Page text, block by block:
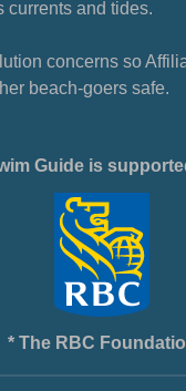
currents and tides.
concerns so
beach-goers safe.
Guide is
* The RBC